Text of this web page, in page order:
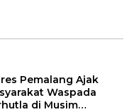
Pemalang Ajak
Waspada
di Musim